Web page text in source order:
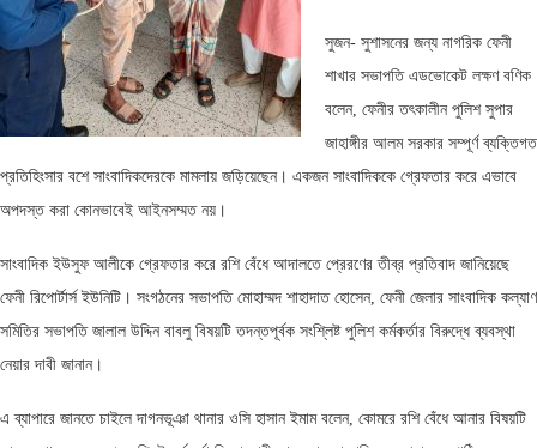
সুজন- সুশাসনের জন্য নাগরিক ফেনী
শাখার সভাপতি এডভোকেট লক্ষণ বণিক
বলেন, ফেনীর তৎকালীন পুলিশ সুপার
জাহাঙ্গীর আলম সরকার সম্পূর্ণ ব্যক্তিগত
প্রতিহিংসার বশে সাংবাদিকদেরকে মামলায় জড়িয়েছেন। একজন সাংবাদিককে গ্রেফতার করে এভাবে
অপদস্ত করা কোনভাবেই আইনসম্মত নয়।
সাংবাদিক ইউসুফ আলীকে গ্রেফতার করে রশি বেঁধে আদালতে প্রেরণের তীব্র প্রতিবাদ জানিয়েছে
ফেনী রিপোর্টার্স ইউনিটি। সংগঠনের সভাপতি মোহাম্মদ শাহাদাত হোসেন, ফেনী জেলার সাংবাদিক কল্যাণ
সমিতির সভাপতি জালাল উদ্দিন বাবলু বিষয়টি তদন্তপূর্বক সংশ্লিষ্ট পুলিশ কর্মকর্তার বিরুদ্ধে ব্যবস্থা
নেয়ার দাবী জানান।
এ ব্যাপারে জানতে চাইলে দাগনভূঞা থানার ওসি হাসান ইমাম বলেন, কোমরে রশি বেঁধে আনার বিষয়টি